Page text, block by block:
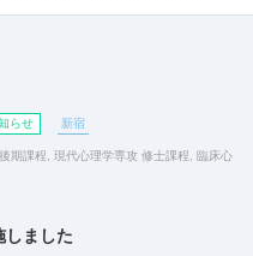
らせ 新宿
期課程 現代心理学専攻 修士課程
臨床心
しました